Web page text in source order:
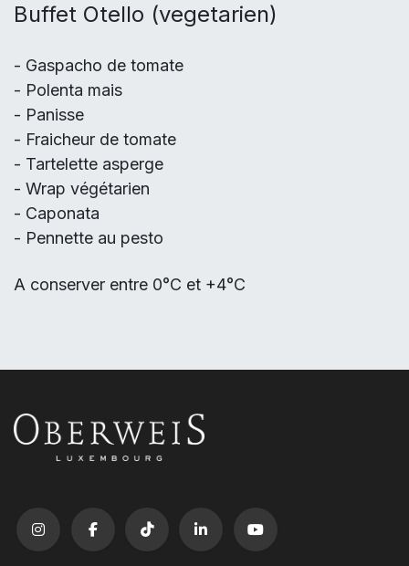
Buffet Otello (vegetarien)
- Gaspacho de tomate
- Polenta mais
- Panisse
- Fraicheur de tomate
- Tartelette asperge
- Wrap végétarien
- Caponata
- Pennette au pesto
A conserver entre 0°C et +4°C